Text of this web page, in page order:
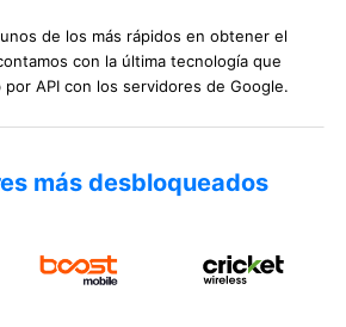
de los más rápidos en obtener el
con la última tecnología que
API con los servidores de Google.
más desbloqueados